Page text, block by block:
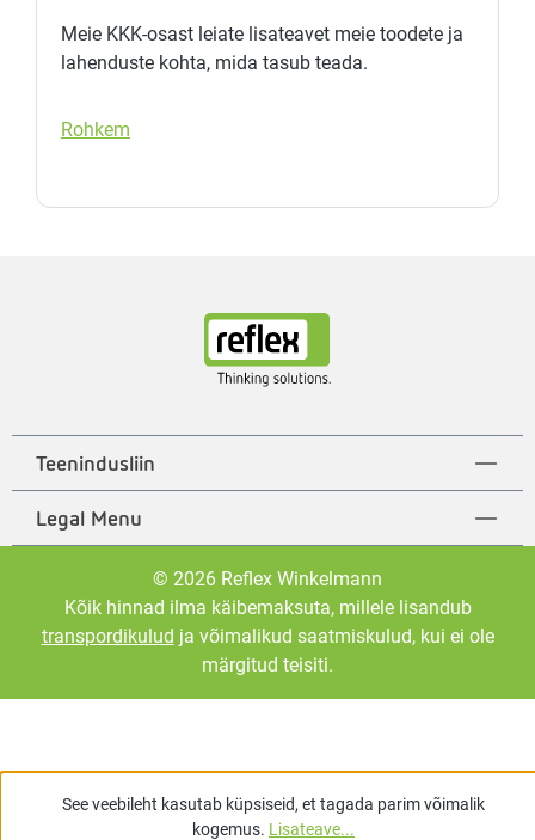
Meie KKK-osast leiate lisateavet meie toodete ja
lahenduste kohta, mida tasub teada.
Rohkem
Teenindusliin
Legal Menu
© 2026 Reflex Winkelmann
Kõik hinnad ilma käibemaksuta, millele lisandub
transpordikulud ja võimalikud saatmiskulud, kui ei ole
märgitud teisiti.
See veebileht kasutab küpsiseid, et tagada parim võimalik
kogemus. Lisateave...